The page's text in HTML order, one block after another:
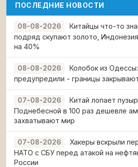
ПОСЛЕДНИЕ НОВОСТИ
08-08-2026
Китайцы что-то
подряд скупают золото,
на 40%
08-08-2026
Колобок из
предупредили - границы
07-08-2026
Китай лопает
Поднебесной в 100 раз дешевле
захватывают мир
07-08-2026
Хакеры вскрыли
НАТО с СБУ перед атакой на
России